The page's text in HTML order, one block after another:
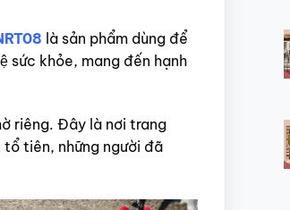
là sản phẩm dùng để
sức khỏe, mang đến hạnh
riêng. Đây là nơi trang
tiên, những người đã